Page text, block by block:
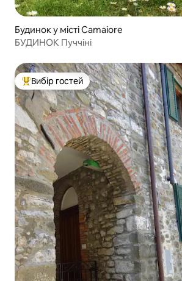
Будинок у місті Camaiore
БУДИНОК Пуччіні
Топ вибір гостей
Вибір гостей